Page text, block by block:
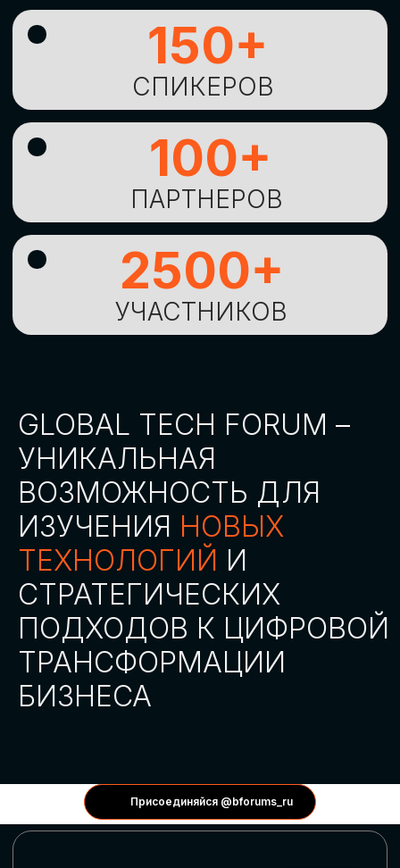
ИЗУЧЕНИЯНОВЫХ
ТЕХНОЛОГИЙИ
СТРАТЕГИЧЕСКИХ
ПОДХОДОВ К ЦИФРОВОЙ
ТРАНСФОРМАЦИИ
БИЗНЕСА
Присоединяйся @bforums_ru
ОСТАВИТЬ
ЗАЯВКУ
АККРЕДИТАЦИЯ
СМИ
СКАЧАТЬ ПРОГРАММУ
СТАТЬ СПИКЕРОМ
Оставьте заявку, наши менеджеры
СТАТЬ УЧАСТНИКОМ
ГЛОБАЛЬНАЯ
ЦИФРОВИЗАЦИЯ